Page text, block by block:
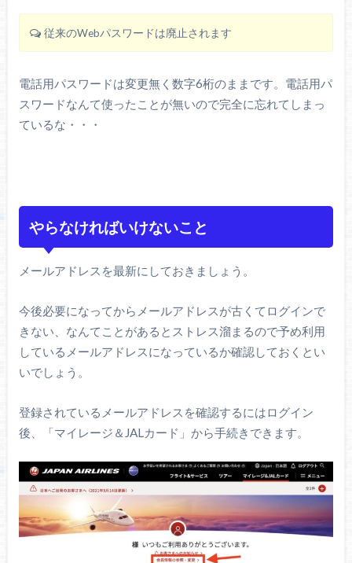
従来のWebパスワードは廃止されます
電話用パスワードは変更無く数字6桁のままです。電話用パ
スワードなんて使ったことが無いので完全に忘れてしまっ
ているな・・・
やらなければいけないこと
メールアドレスを最新にしておきましょう。
今後必要になってからメールアドレスが古くてログインで
きない、なんてことがあるとストレス溜まるので予め利用
しているメールアドレスになっているか確認しておくとい
いでしょう。
登録されているメールアドレスを確認するにはログイン
後、「マイレージ＆JALカード」から手続きできます。